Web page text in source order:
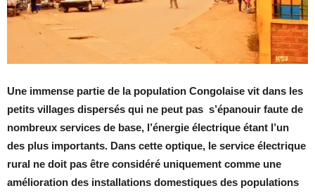
Une immense partie de la population Congolaise vit dans les
petits villages dispersés qui ne peut pas s’épanouir faute de
nombreux services de base, l’énergie électrique étant l’un
des plus importants. Dans cette optique, le service électrique
rural ne doit pas être considéré uniquement comme une
amélioration des installations domestiques des populations